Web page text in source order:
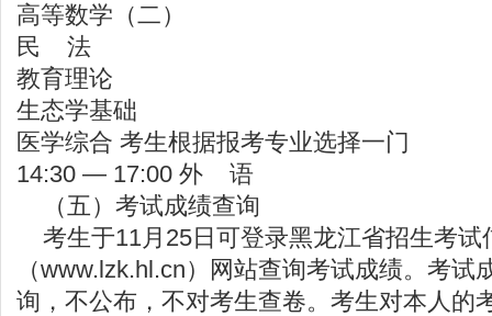
高等数学（二）
民 法
教育理论
生态学基础
医学综合 考生根据报考专业选择一门
14:30 — 17:00 外 语
（五）考试成绩查询
考生于11月25日可登录黑龙江省招生考试
（www.lzk.hl.cn）网站查询考试成绩。考试
询，不公布，不对考生查卷。考生对本人的